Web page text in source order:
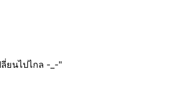
ยนไปไกล -_-"